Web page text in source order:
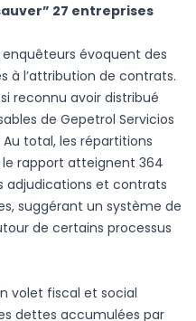
27 entreprises
évoquent des
à l’attribution de contrats.
reconnu avoir distribué
de Gepetrol Servicios
total, les répartitions
rapport atteignent 364
adjudications et contrats
suggérant un système de
de certains processus
volet fiscal et social
dettes accumulées par